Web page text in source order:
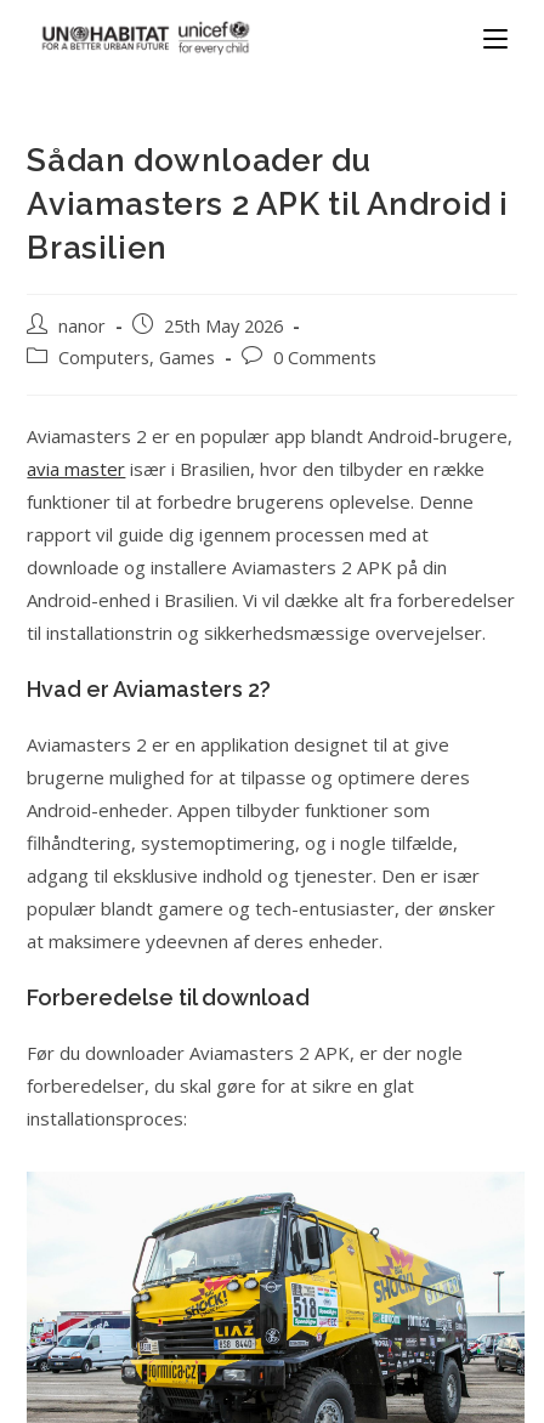
Sådan downloader du
Aviamasters 2 APK til Android i
Brasilien
nanor
25th May 2026
Computers, Games
0 Comments
Aviamasters 2 er en populær app blandt Android-brugere,
avia master især i Brasilien, hvor den tilbyder en række
funktioner til at forbedre brugerens oplevelse. Denne
rapport vil guide dig igennem processen med at
downloade og installere Aviamasters 2 APK på din
Android-enhed i Brasilien. Vi vil dække alt fra forberedelser
til installationstrin og sikkerhedsmæssige overvejelser.
Hvad er Aviamasters 2?
Aviamasters 2 er en applikation designet til at give
brugerne mulighed for at tilpasse og optimere deres
Android-enheder. Appen tilbyder funktioner som
filhåndtering, systemoptimering, og i nogle tilfælde,
adgang til eksklusive indhold og tjenester. Den er især
populær blandt gamere og tech-entusiaster, der ønsker
at maksimere ydeevnen af deres enheder.
Forberedelse til download
Før du downloader Aviamasters 2 APK, er der nogle
forberedelser, du skal gøre for at sikre en glat
installationsproces: